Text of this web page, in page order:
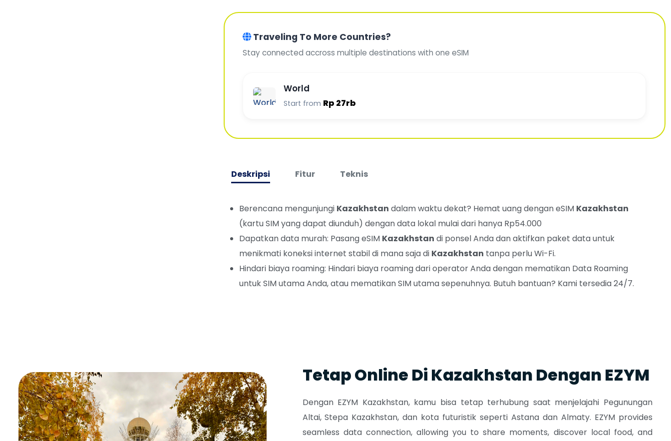
Traveling To More Countries?
Stay connected accross multiple destinations with one eSIM
World
Start from Rp 27rb
Deskripsi Fitur Teknis
Berencana mengunjungi Kazakhstan dalam waktu dekat? Hemat uang dengan eSIM Kazakhstan
(kartu SIM yang dapat diunduh) dengan data lokal mulai dari hanya Rp54.000
Dapatkan data murah: Pasang eSIM Kazakhstan di ponsel Anda dan aktifkan paket data untuk
menikmati koneksi internet stabil di mana saja di Kazakhstan tanpa perlu Wi-Fi.
Hindari biaya roaming: Hindari biaya roaming dari operator Anda dengan mematikan Data Roaming
untuk SIM utama Anda, atau mematikan SIM utama sepenuhnya. Butuh bantuan? Kami tersedia 24/7.
Tetap Online Di Kazakhstan Dengan EZYM
Dengan EZYM Kazakhstan, kamu bisa tetap terhubung saat menjelajahi Pegunungan
Altai, Stepa Kazakhstan, dan kota futuristik seperti Astana dan Almaty. EZYM provides
seamless data connection, allowing you to share moments, discover local food, and